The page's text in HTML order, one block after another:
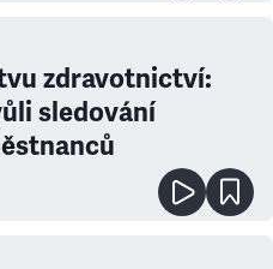
zdravotnictví:
sledování